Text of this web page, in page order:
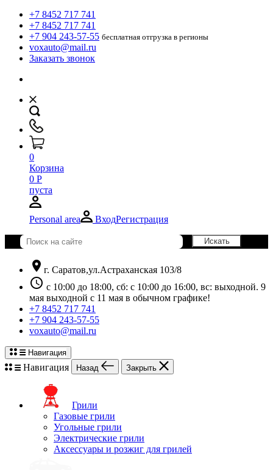
+7 8452 717 741
+7 8452 717 741
+7 904 243-57-55 бесплатная отгрузка в регионы
voxauto@mail.ru
Заказать звонок
0
Корзина
0 Р
пуста
Personal area ВходРегистрация
location_on г. Саратов,ул.Астраханская 103/8
schedule с 10:00 до 18:00, сб: с 10:00 до 16:00, вс: выходной. 9
мая выходной с 11 мая в обычном графике!
+7 8452 717 741
+7 904 243-57-55
voxauto@mail.ru
Навигация
Навигация Назад Закрыть
Грили
Газовые грили
Угольные грили
Электрические грили
Аксессуары и розжиг для грилей